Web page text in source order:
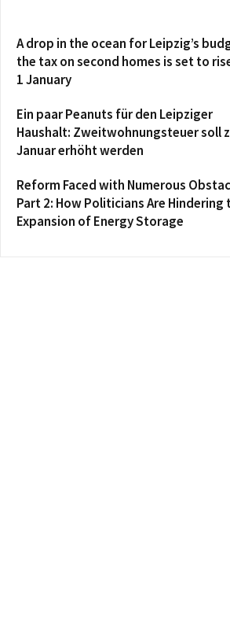
A drop in the ocean for Leipzig’s
the tax on second homes is set to
1 January
Ein paar Peanuts für den Leipziger
Haushalt: Zweitwohnungsteuer soll
Januar erhöht werden
Reform Faced with Numerous
Part 2: How Politicians Are Hindering
Expansion of Energy Storage